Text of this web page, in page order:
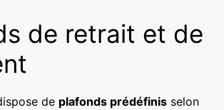
de retrait et de
de plafonds prédéfinis selon